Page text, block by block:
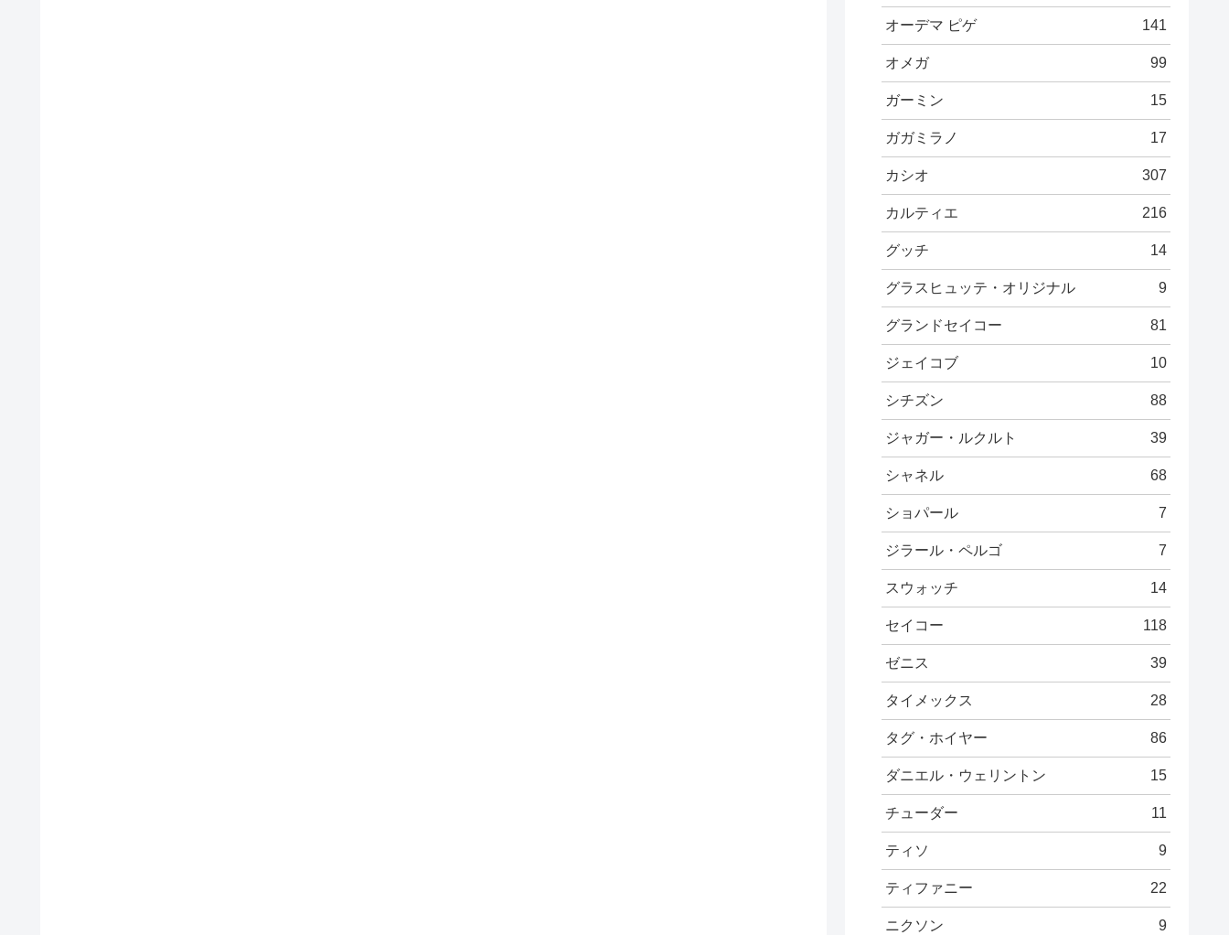
オーデマ ピゲ 141
オメガ 99
ガーミン 15
ガガミラノ 17
カシオ 307
カルティエ 216
グッチ 14
グラスヒュッテ・オリジナル 9
グランドセイコー 81
ジェイコブ 10
シチズン 88
ジャガー・ルクルト 39
シャネル 68
ショパール 7
ジラール・ペルゴ 7
スウォッチ 14
セイコー 118
ゼニス 39
タイメックス 28
タグ・ホイヤー 86
ダニエル・ウェリントン 15
チューダー 11
ティソ 9
ティファニー 22
ニクソン 9